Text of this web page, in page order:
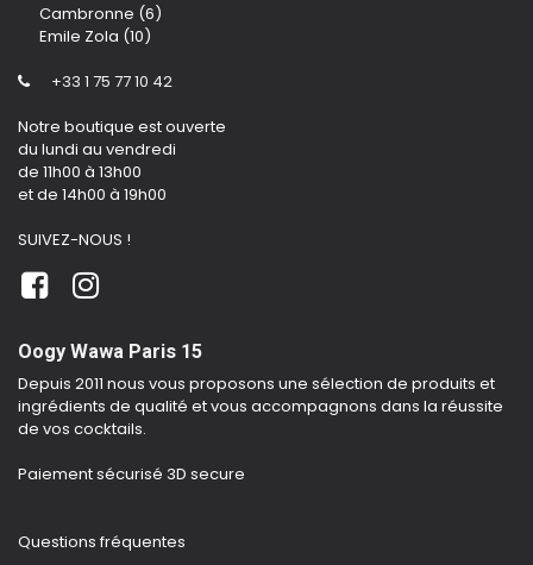
Cambronne (6)
Emile Zola (10)
+33 1 75 77 10 42
Notre boutique est ouverte
du lundi au vendredi
de 11h00 à 13h00
et de 14h00 à 19h00
SUIVEZ-NOUS !
Oogy Wawa Paris 15
Depuis 2011 nous vous proposons une sélection de produits et
ingrédients de qualité et vous accompagnons dans la réussite
de vos cocktails.
Paiement sécurisé 3D secure
Questions fréquentes